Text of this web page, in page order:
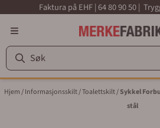
Hopp til innholdFaktura på EHF | 64 80 90 50 |
Hjem/Informasjonsskilt/Toalettskilt/Sykkel
stål